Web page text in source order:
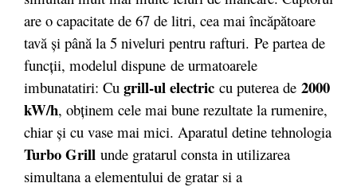
are o capacitate de 67 de litri, cea mai încăpătoare
tavă şi până la 5 niveluri pentru rafturi. Pe partea de
funcții, modelul dispune de urmatoarele
imbunatatiri: Cu grill-ul electric cu puterea de 2000
kW/h, obţinem cele mai bune rezultate la rumenire,
chiar şi cu vase mai mici. Aparatul detine tehnologia
Turbo Grill unde gratarul consta in utilizarea
simultana a elementului de gratar si a